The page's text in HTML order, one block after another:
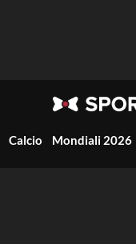
Calcio Mondiali 2026